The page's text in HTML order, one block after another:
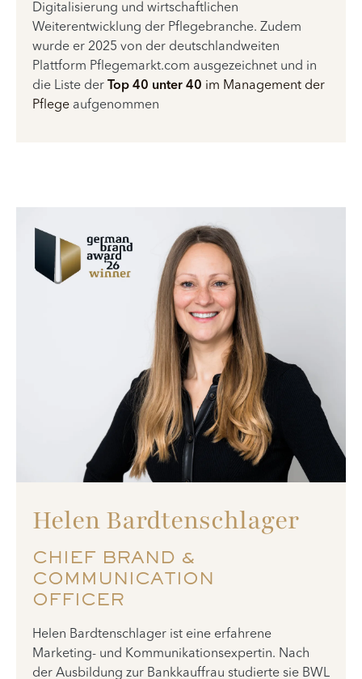
Digitalisierung und wirtschaftlichen
Weiterentwicklung der Pflegebranche. Zudem
wurde er 2025 von der deutschlandweiten
Plattform Pflegemarkt.com ausgezeichnet und in
die Liste der
Top 40 unter 40 im Management der
Pflege aufgenommen
Helen Bardtenschlager
CHIEF BRAND &
COMMUNICATION
OFFICER
Helen Bardtenschlager ist eine erfahrene
Marketing- und Kommunikationsexpertin. Nach
der Ausbildung zur Bankkauffrau studierte sie BWL